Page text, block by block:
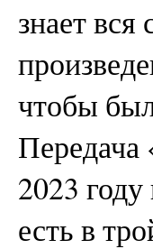
знает
чтобы
2023
есть в